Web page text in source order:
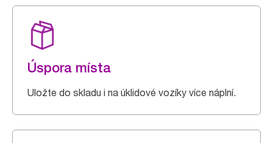
Úspora místa
Uložte do skladu i na úklidové vozíky více náplní.